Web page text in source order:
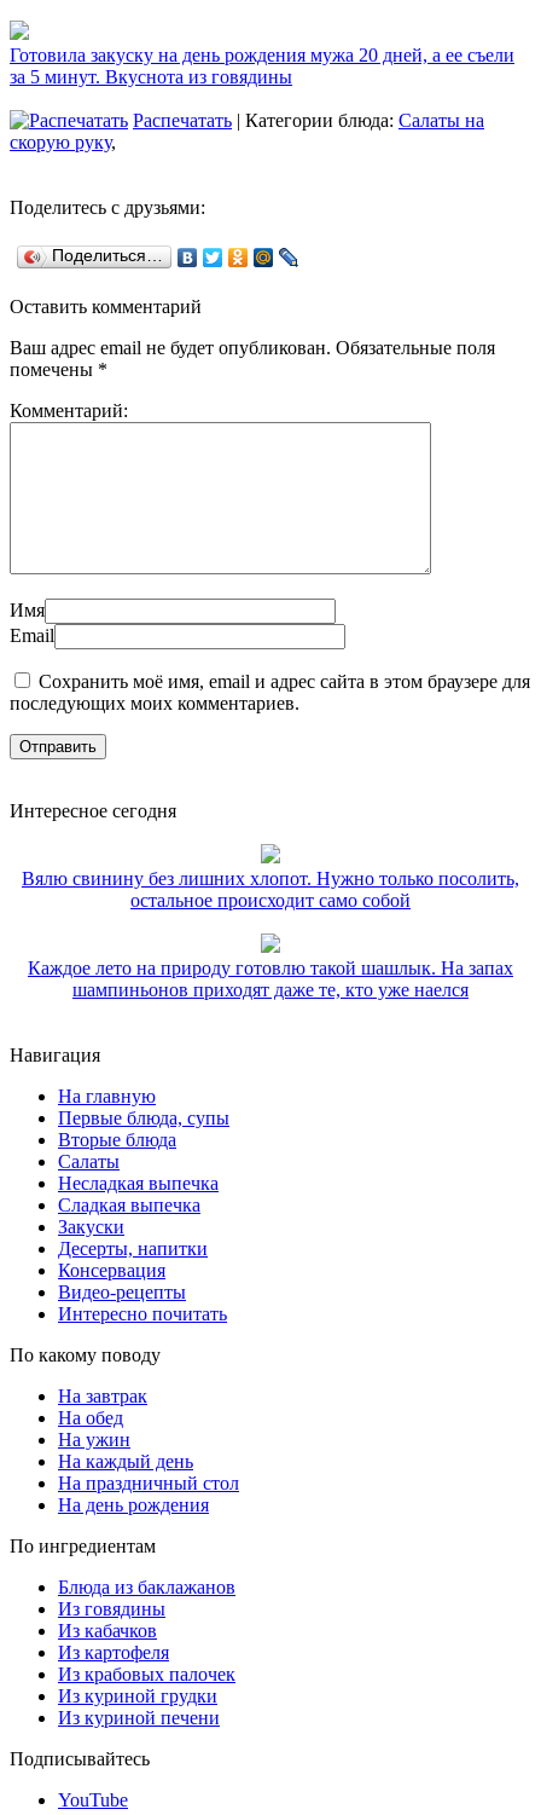
Готовила закуску на день рождения мужа 20 дней, а ее съели
за 5 минут. Вкуснота из говядины
Распечатать | Категории блюда: Салаты на
скорую руку,
Поделитесь с друзьями:
Поделиться…
Оставить комментарий
Ваш адрес email не будет опубликован. Обязательные поля
помечены *
Комментарий:
Имя
Email
Сохранить моё имя, email и адрес сайта в этом браузере для
последующих моих комментариев.
Интересное сегодня
Вялю свинину без лишних хлопот. Нужно только посолить,
остальное происходит само собой
Каждое лето на природу готовлю такой шашлык. На запах
шампиньонов приходят даже те, кто уже наелся
Навигация
На главную
Первые блюда, супы
Вторые блюда
Салаты
Несладкая выпечка
Сладкая выпечка
Закуски
Десерты, напитки
Консервация
Видео-рецепты
Интересно почитать
По какому поводу
На завтрак
На обед
На ужин
На каждый день
На праздничный стол
На день рождения
По ингредиентам
Блюда из баклажанов
Из говядины
Из кабачков
Из картофеля
Из крабовых палочек
Из куриной грудки
Из куриной печени
Подписывайтесь
YouTube